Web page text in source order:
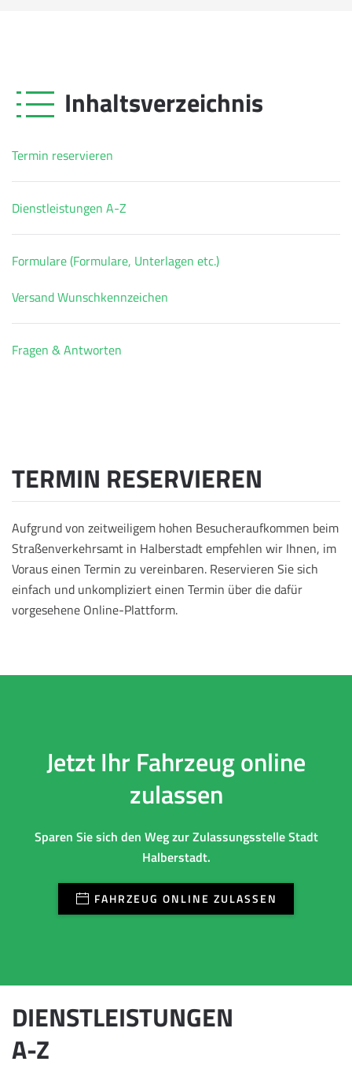
Inhaltsverzeichnis
Termin reservieren
Dienstleistungen A-Z
Formulare (Formulare, Unterlagen etc.)
Versand Wunschkennzeichen
Fragen & Antworten
TERMIN RESERVIEREN
Aufgrund von zeitweiligem hohen Besucheraufkommen beim
Straßenverkehrsamt in Halberstadt empfehlen wir Ihnen, im
Voraus einen Termin zu vereinbaren. Reservieren Sie sich
einfach und unkompliziert einen Termin über die dafür
vorgesehene Online-Plattform.
Jetzt Ihr Fahrzeug online
zulassen
Sparen Sie sich den Weg zur Zulassungsstelle Stadt
Halberstadt.
FAHRZEUG ONLINE ZULASSEN
DIENSTLEISTUNGEN
A-Z